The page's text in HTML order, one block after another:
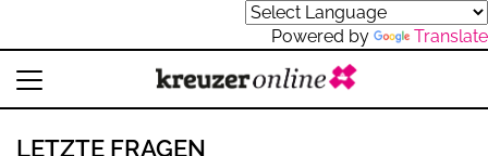
Powered by Translate
LETZTE FRAGEN